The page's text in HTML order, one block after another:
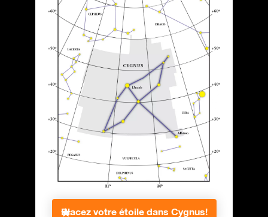
Placez votre étoile dans Cygnus!